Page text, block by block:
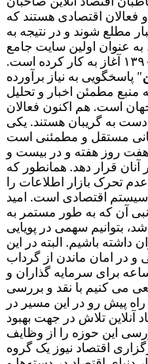
اقتصادی هستند که
مطلع شوند و در نتیجه به
به عنوان اولین سایت جامع
خبری-تحلیلی اقتصاد ایران از سال ۱۳۹۰ آغاز به کار کرده است.
" پاسخگویی به نیاز برآورده
مطمئن اخبار و تحلیل
است. هم اکنون فعالان
دست به گریبان هستند. یکی
مستقل و مطمئنی است
هفت روز هفته و در بیست و
آنان قرار دهد. همانطور که
تحرک بازار اطلاعات را
سیستم اقتصادی است. امید
آن که به طور مستمر به
بتوانیم سهمی در پویایی
داشته باشیم. البته در این
در امان ماندن از گرداب
برای سرمایه گذاران و
می کنیم با نقد و بررسی
پیش رو در این مسیر در
آنلاین تلاش در جهت بهبود
این حوزه را از وظایف
اقتصاد نیوز یک گروه